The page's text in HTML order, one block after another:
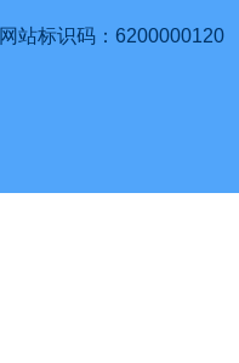
网站标识码：6200000120